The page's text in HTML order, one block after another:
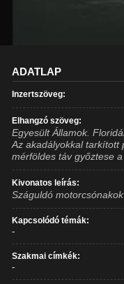
ADATLAP
Inzertszöveg:
Elhangzó szöveg:
Egyesült Államok.
Az akadályokkal tarkított
mérföldes táv győztese
Kivonatos leírás:
Száguldó
Kapcsolódó témák:
-
Szakmai címkék:
-